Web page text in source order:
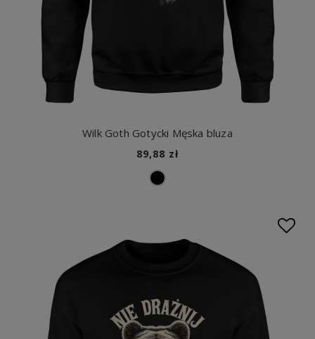
Wilk Goth Gotycki Męska bluza
89,88 zł